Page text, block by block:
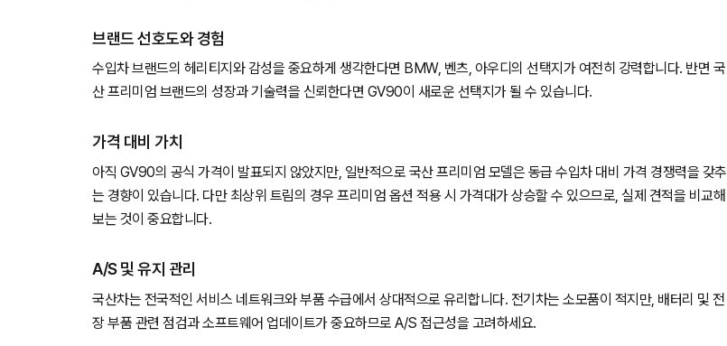
브랜드 선호도와 경험
수입차 브랜드의 헤리티지와 감성을 중요하게 생각한다면 BMW, 벤츠, 아우디의 선택지가 여전히 강력합니다. 반면 국
산 프리미엄 브랜드의 성장과 기술력을 신뢰한다면 GV90이 새로운 선택지가 될 수 있습니다.
가격 대비 가치
아직 GV90의 공식 가격이 발표되지 않았지만, 일반적으로 국산 프리미엄 모델은 동급 수입차 대비 가격 경쟁력을 갖추
는 경향이 있습니다. 다만 최상위 트림의 경우 프리미엄 옵션 적용 시 가격대가 상승할 수 있으므로, 실제 견적을 비교해
보는 것이 중요합니다.
A/S 및 유지 관리
국산차는 전국적인 서비스 네트워크와 부품 수급에서 상대적으로 유리합니다. 전기차는 소모품이 적지만, 배터리 및 전
장 부품 관련 점검과 소프트웨어 업데이트가 중요하므로 A/S 접근성을 고려하세요.